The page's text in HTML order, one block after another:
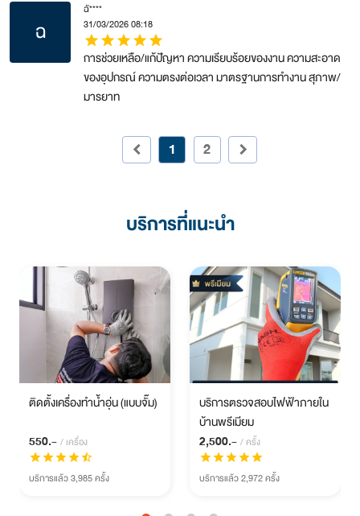
ฉ
ฉั****
31/03/2026 08:18
star star star star star
การช่วยเหลือ/แก้ปัญหา ความเรียบร้อยของงาน ความสะอาด
ของอุปกรณ์ ความตรงต่อเวลา มาตรฐานการทำงาน สุภาพ/
มารยาท
keyboard_arrow_left 1 2 keyboard_arrow_right
บริการที่แนะนำ
ติดตั้งเครื่องทำน้ำอุ่น (แบบจั๊ม)
550.- / เครื่อง
starstarstarstarstar_half
บริการแล้ว 3,985 ครั้ง
บริการตรวจสอบไฟฟ้าภายใน
บ้านพรีเมียม
2,500.- / ครั้ง
starstarstarstarstar
บริการแล้ว 2,972 ครั้ง